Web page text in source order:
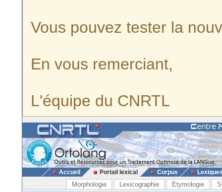
Vous pouvez tester la
En vous remerciant,
L'équipe du CNRTL
Accueil Portail lexical Corpus
Morphologie Lexicographie Etymologie